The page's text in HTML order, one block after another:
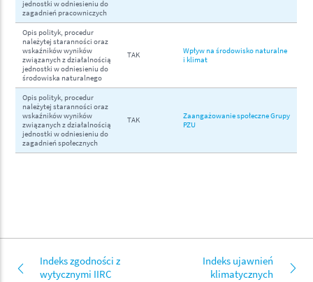
jednostki w odniesieniu do
zagadnień pracowniczych
Opis polityk, procedur
należytej staranności oraz
wskaźników wyników
związanych z działalnością
jednostki w odniesieniu do
środowiska naturalnego
TAK
Wpływ na środowisko naturalne
i klimat
Opis polityk, procedur
należytej staranności oraz
wskaźników wyników
związanych z działalnością
jednostki w odniesieniu do
zagadnień społecznych
TAK
Zaangażowanie społeczne Grupy
PZU
Indeks zgodności z
wytycznymi IIRC
Indeks ujawnień
klimatycznych